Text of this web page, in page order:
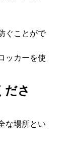
ぐことがで
ッカーを使
ださ
な場所とい